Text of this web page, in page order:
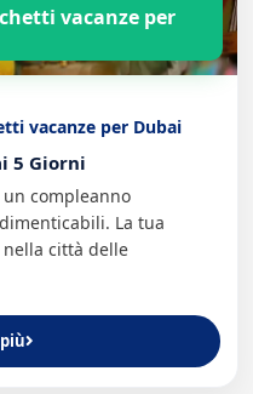
vacanze per
vacanze per Dubai
5 Giorni
un compleanno
La tua
città delle